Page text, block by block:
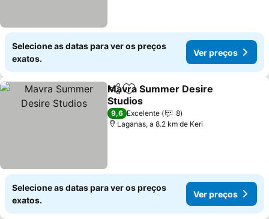
Selecione as datas para ver os preços
exatos.
Ver preços
PartilharAdicionar aos favoritos
Mavra Summer Desire
Studios
9,6 Excelente
8
Laganas, a 8.2 km de Keri
Selecione as datas para ver os preços
exatos.
Ver preços